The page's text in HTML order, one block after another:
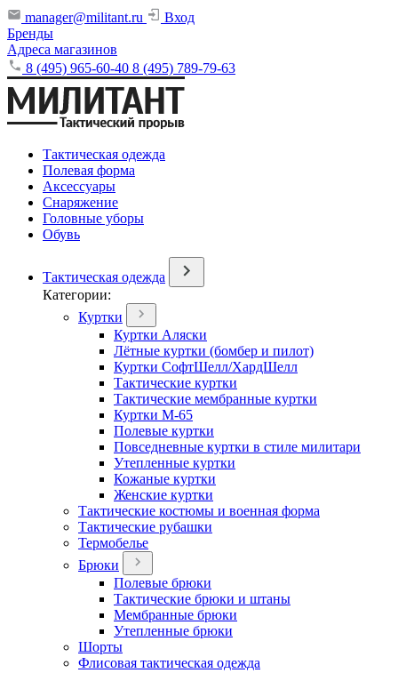
manager@militant.ru
Вход
Бренды
Адреса магазинов
8 (495) 965-60-40 8 (495) 789-79-63
Тактическая одежда
Полевая форма
Аксессуары
Снаряжение
Головные уборы
Обувь
Тактическая одежда
Категории:
Куртки
Куртки Аляски
Лётные куртки (бомбер и пилот)
Куртки СофтШелл/ХардШелл
Тактические куртки
Тактические мембранные куртки
Куртки М-65
Полевые куртки
Повседневные куртки в стиле милитари
Утепленные куртки
Кожаные куртки
Женские куртки
Тактические костюмы и военная форма
Тактические рубашки
Термобелье
Брюки
Полевые брюки
Тактические брюки и штаны
Мембранные брюки
Утепленные брюки
Шорты
Флисовая тактическая одежда